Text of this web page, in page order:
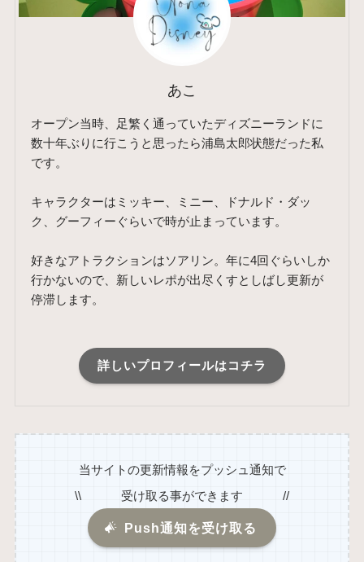
あこ
オープン当時、足繁く通っていたディズニーランドに
数十年ぶりに行こうと思ったら浦島太郎状態だった私
です。
キャラクターはミッキー、ミニー、ドナルド・ダッ
ク、グーフィーぐらいで時が止まっています。
好きなアトラクションはソアリン。年に4回ぐらいしか
行かないので、新しいレポが出尽くすとしばし更新が
停滞します。
詳しいプロフィールはコチラ
当サイトの更新情報をプッシュ通知で
\\ 受け取る事ができます //
Push通知を受け取る